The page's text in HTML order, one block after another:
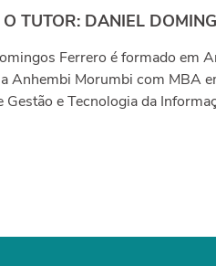
O TUTOR: DANIEL
Ferrero é formado em
Anhembi Morumbi com MBA
Gestão e Tecnologia da